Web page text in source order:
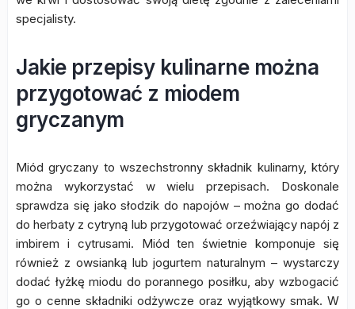
specjalisty.
Jakie przepisy kulinarne można
przygotować z miodem
gryczanym
Miód gryczany to wszechstronny składnik kulinarny, który
można wykorzystać w wielu przepisach. Doskonale
sprawdza się jako słodzik do napojów – można go dodać
do herbaty z cytryną lub przygotować orzeźwiający napój z
imbirem i cytrusami. Miód ten świetnie komponuje się
również z owsianką lub jogurtem naturalnym – wystarczy
dodać łyżkę miodu do porannego posiłku, aby wzbogacić
go o cenne składniki odżywcze oraz wyjątkowy smak. W